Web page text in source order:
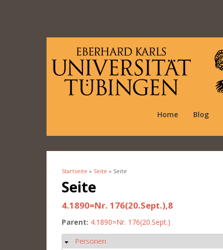
Home Blog
Sie sind hier
Startseite » Seite » Seite
Seite
4.1890=Nr. 176(20.Sept.),8
Parent: 4.1890=Nr. 176(20.Sept.)
Ausblenden
Personen